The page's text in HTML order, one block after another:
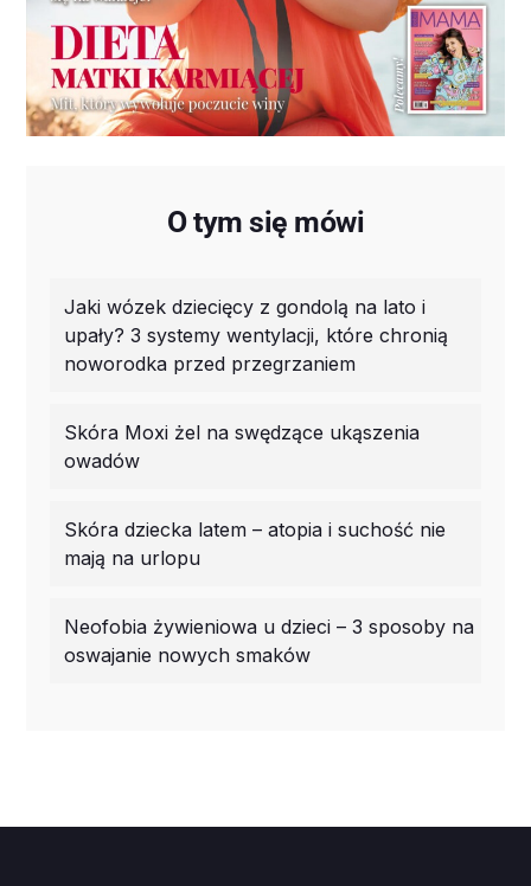
O tym się mówi
Jaki wózek dziecięcy z gondolą na lato i
upały? 3 systemy wentylacji, które chronią
noworodka przed przegrzaniem
Skóra Moxi żel na swędzące ukąszenia
owadów
Skóra dziecka latem – atopia i suchość nie
mają na urlopu
Neofobia żywieniowa u dzieci – 3 sposoby na
oswajanie nowych smaków